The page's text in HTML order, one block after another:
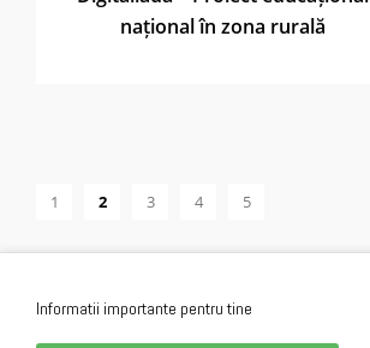
național în zona rurală
1 2 3 4 5
Informatii importante pentru tine